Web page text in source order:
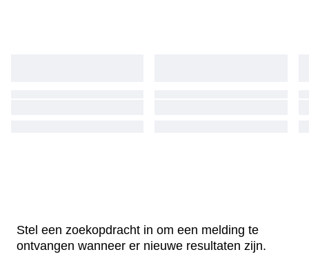
Stel een zoekopdracht in om een melding te
ontvangen wanneer er nieuwe resultaten zijn.